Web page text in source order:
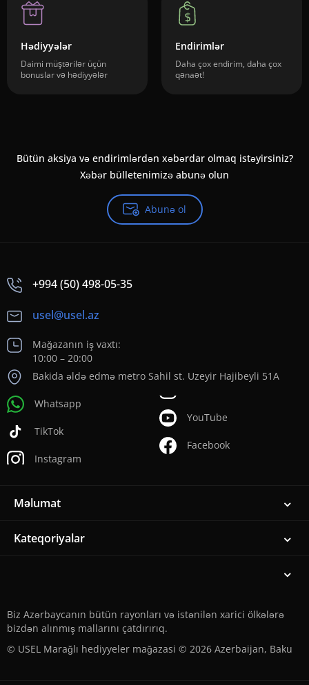
Hədiyyələr
Daimi müştərilər üçün
bonuslar və hədiyyələr
Endirimlər
Daha çox endirim, daha çox
qənaət!
Bütün aksiya və endirimlərdən xəbərdar olmaq istəyirsiniz?
Xəbər bülletenimizə abunə olun
Abunə ol
+994 (50) 498-05-35
usel@usel.az
Mağazanın iş vaxtı:
10:00 – 20:00
Bakida əldə edmə metro Sahil st. Uzeyir Hajibeyli 51A
Whatsapp
TikTok
Instagram
YouTube
Facebook
Məlumat
Kateqoriyalar
Biz Azərbaycanın bütün rayonları və istənilən xarici ölkələrə
bizdən alınmış mallarını çatdırırıq.
© USEL Marağlı hediyyeler mağazasi © 2026 Azerbaijan, Baku